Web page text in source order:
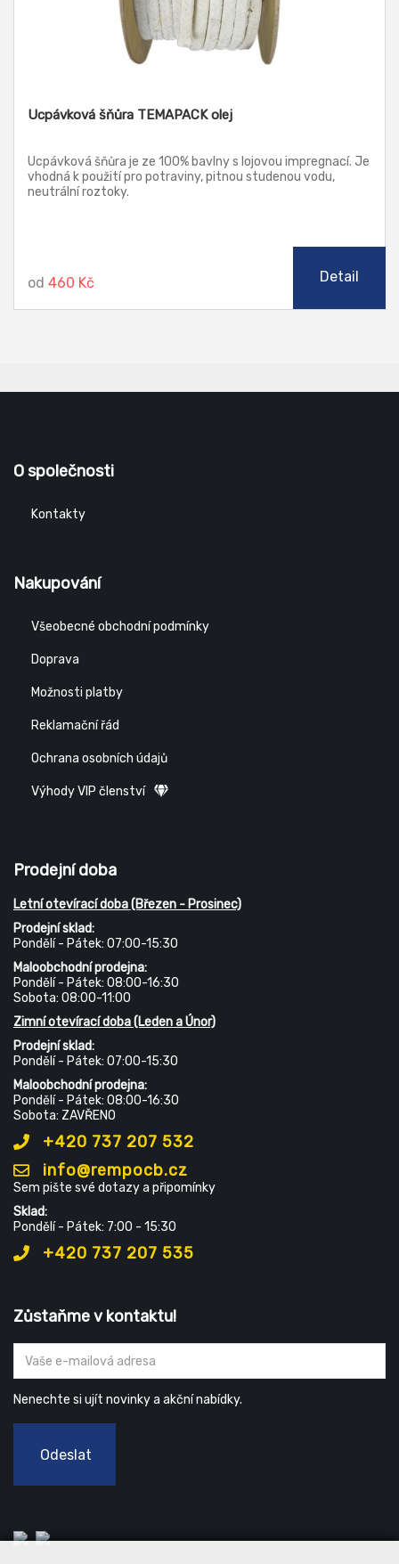
Ucpávková šňůra TEMAPACK olej
Ucpávková šňůra je ze 100% bavlny s lojovou impregnací. Je
vhodná k použití pro potraviny, pitnou studenou vodu,
neutrální roztoky.
od 460 Kč Detail
O společnosti
Kontakty
Nakupování
Všeobecné obchodní podmínky
Doprava
Možnosti platby
Reklamační řád
Ochrana osobních údajů
Výhody VIP členství
Prodejní doba
Letní otevírací doba (Březen - Prosinec)
Prodejní sklad:
Pondělí - Pátek: 07:00-15:30
Maloobchodní prodejna:
Pondělí - Pátek: 08:00-16:30
Sobota: 08:00-11:00
Zimní otevírací doba (Leden a Únor)
Prodejní sklad:
Pondělí - Pátek: 07:00-15:30
Maloobchodní prodejna:
Pondělí - Pátek: 08:00-16:30
Sobota: ZAVŘENO
+420 737 207 532
info@rempocb.cz
Sem pište své dotazy a připomínky
Sklad:
Pondělí - Pátek: 7:00 - 15:30
+420 737 207 535
Zůstaňme v kontaktu!
Nenechte si ujít novinky a akční nabídky.
Odeslat